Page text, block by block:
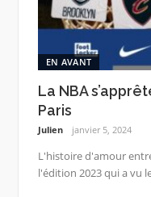
EN AVANT
La NBA
Paris
Julien janvier 5, 2024
L'histoire d'amour
l'édition 2023 qui a vu